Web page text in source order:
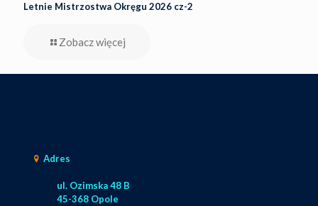
Letnie Mistrzostwa Okręgu 2026 cz-2
Zobacz więcej
Adres
ul. Ozimska 48 B
45-368 Opole